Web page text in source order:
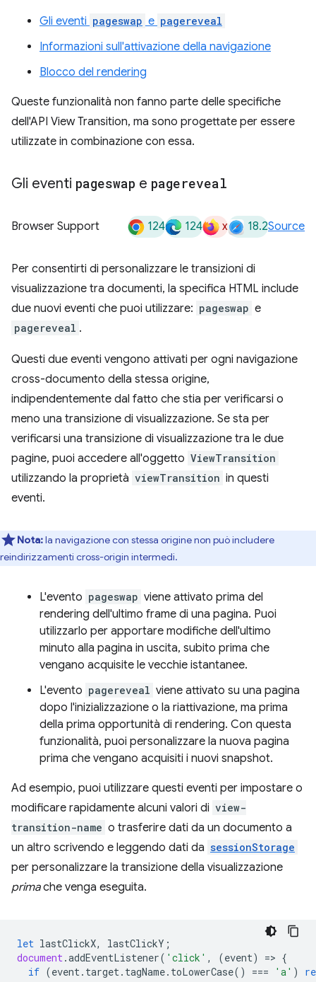
Gli eventi pageswap e pagereveal
Informazioni sull'attivazione della navigazione
Blocco del rendering
Queste funzionalità non fanno parte delle specifiche
dell'API View Transition, ma sono progettate per essere
utilizzate in combinazione con essa.
Gli eventi pageswap e pagereveal
Browser Support 124 124 x 18.2Source
Per consentirti di personalizzare le transizioni di
visualizzazione tra documenti, la specifica HTML include
due nuovi eventi che puoi utilizzare: pageswap e
pagereveal .
Questi due eventi vengono attivati per ogni navigazione
cross-documento della stessa origine,
indipendentemente dal fatto che stia per verificarsi o
meno una transizione di visualizzazione. Se sta per
verificarsi una transizione di visualizzazione tra le due
pagine, puoi accedere all'oggetto ViewTransition
utilizzando la proprietà viewTransition in questi
eventi.
Nota:la navigazione con stessa origine non può includere
reindirizzamenti cross-origin intermedi.
L'evento pageswap viene attivato prima del
rendering dell'ultimo frame di una pagina. Puoi
utilizzarlo per apportare modifiche dell'ultimo
minuto alla pagina in uscita, subito prima che
vengano acquisite le vecchie istantanee.
L'evento pagereveal viene attivato su una pagina
dopo l'inizializzazione o la riattivazione, ma prima
della prima opportunità di rendering. Con questa
funzionalità, puoi personalizzare la nuova pagina
prima che vengano acquisiti i nuovi snapshot.
Ad esempio, puoi utilizzare questi eventi per impostare o
modificare rapidamente alcuni valori di view-
transition-name o trasferire dati da un documento a
un altro scrivendo e leggendo dati da sessionStorage
per personalizzare la transizione della visualizzazione
primache venga eseguita.
let lastClickX, lastClickY ;
document.addEventListener( 'click' , (event) => {
if (event. target. tagName. toLowerCase() === 'a' )